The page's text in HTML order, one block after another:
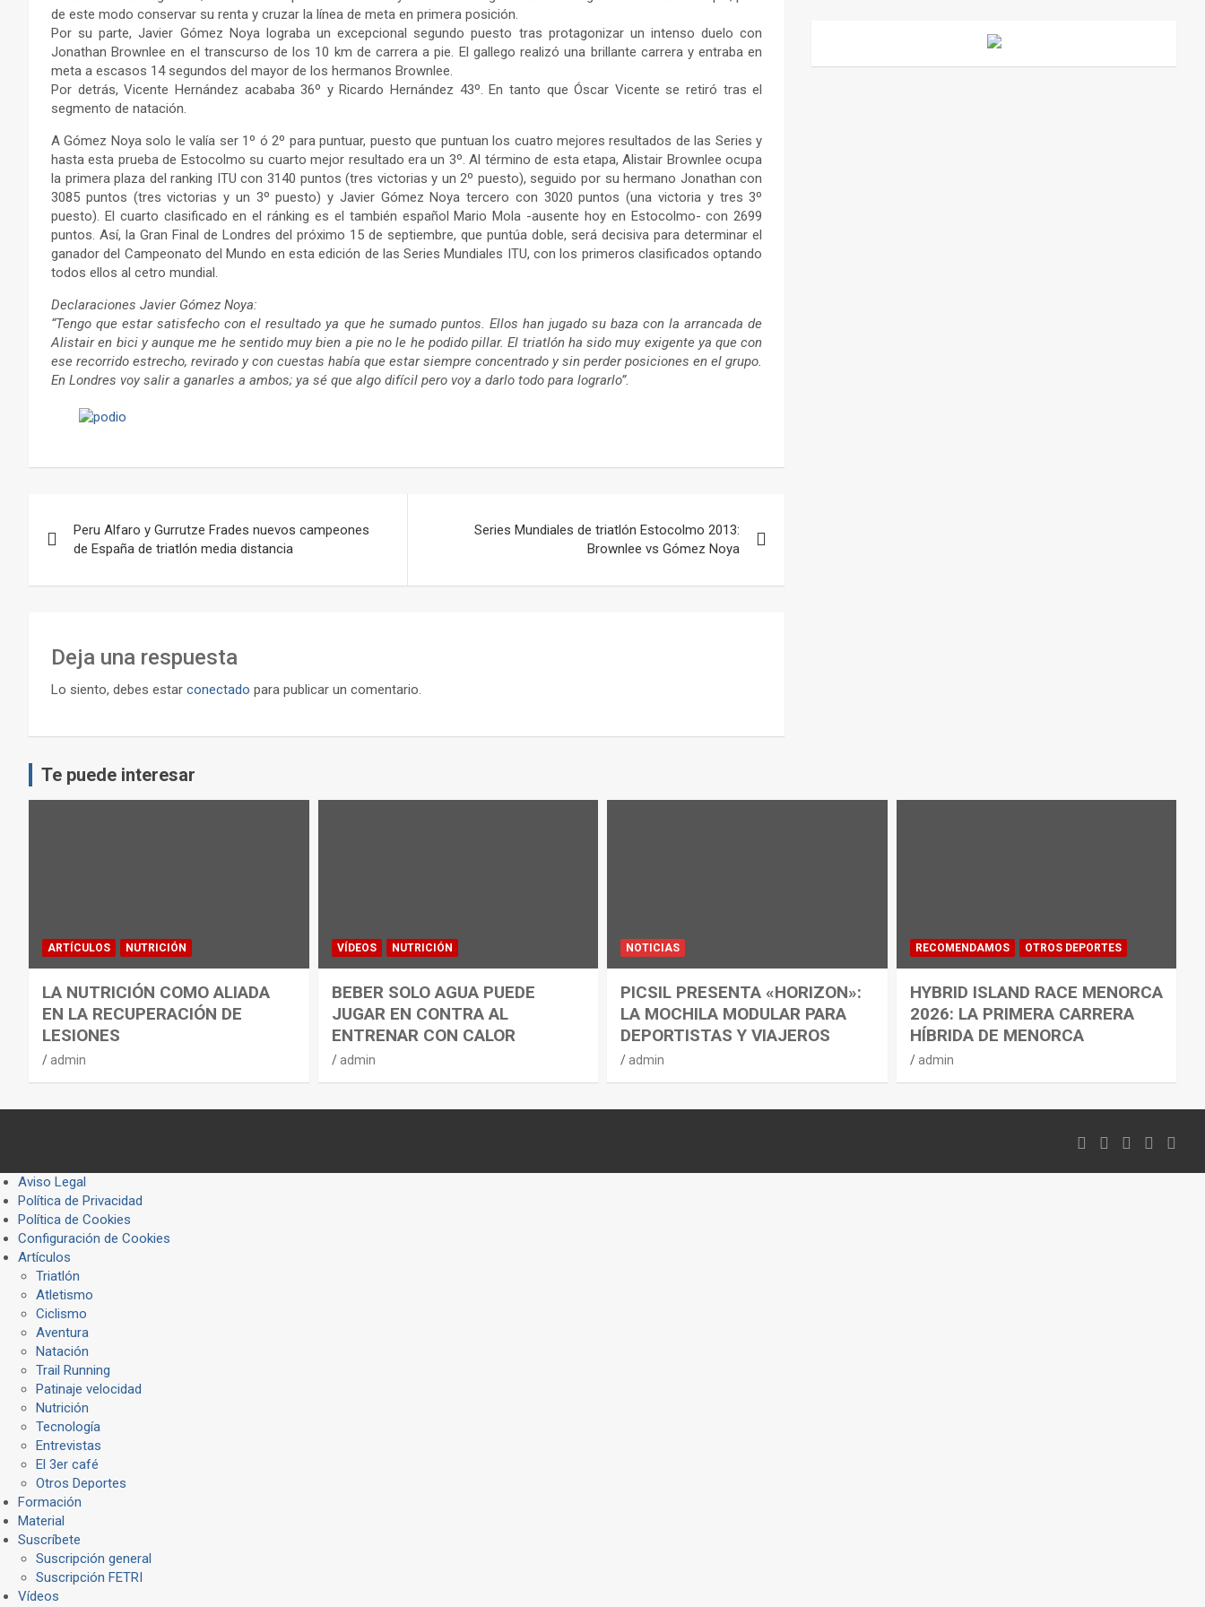
de este modo conservar su renta y cruzar la línea de meta en primera posición.
Por su parte, Javier Gómez Noya lograba un excepcional segundo puesto tras protagonizar un intenso duelo con
Jonathan Brownlee en el transcurso de los 10 km de carrera a pie. El gallego realizó una brillante carrera y entraba en
meta a escasos 14 segundos del mayor de los hermanos Brownlee.
Por detrás, Vicente Hernández acababa 36º y Ricardo Hernández 43º. En tanto que Óscar Vicente se retiró tras el
segmento de natación.
A Gómez Noya solo le valía ser 1º ó 2º para puntuar, puesto que puntuan los cuatro mejores resultados de las Series y
hasta esta prueba de Estocolmo su cuarto mejor resultado era un 3º. Al término de esta etapa, Alistair Brownlee ocupa
la primera plaza del ranking ITU con 3140 puntos (tres victorias y un 2º puesto), seguido por su hermano Jonathan con
3085 puntos (tres victorias y un 3º puesto) y Javier Gómez Noya tercero con 3020 puntos (una victoria y tres 3º
puesto). El cuarto clasificado en el ránking es el también español Mario Mola -ausente hoy en Estocolmo- con 2699
puntos. Así, la Gran Final de Londres del próximo 15 de septiembre, que puntúa doble, será decisiva para determinar el
ganador del Campeonato del Mundo en esta edición de las Series Mundiales ITU, con los primeros clasificados optando
todos ellos al cetro mundial.
Declaraciones Javier Gómez Noya:
“Tengo que estar satisfecho con el resultado ya que he sumado puntos. Ellos han jugado su baza con la arrancada de
Alistair en bici y aunque me he sentido muy bien a pie no le he podido pillar. El triatlón ha sido muy exigente ya que con
ese recorrido estrecho, revirado y con cuestas había que estar siempre concentrado y sin perder posiciones en el grupo.
En Londres voy salir a ganarles a ambos; ya sé que algo difícil pero voy a darlo todo para lograrlo”.
de
entradas
Peru Alfaro y Gurrutze Frades nuevos campeones
de España de triatlón media distancia
Series Mundiales de triatlón Estocolmo 2013:
Brownlee vs Gómez Noya
Deja una respuesta
Lo siento, debes estar conectado para publicar un comentario.
Te puede interesar
ARTÍCULOS NUTRICIÓN
LA NUTRICIÓN COMO ALIADA
EN LA RECUPERACIÓN DE
LESIONES
admin
VÍDEOS NUTRICIÓN
BEBER SOLO AGUA PUEDE
JUGAR EN CONTRA AL
ENTRENAR CON CALOR
admin
NOTICIAS
PICSIL PRESENTA «HORIZON»:
LA MOCHILA MODULAR PARA
DEPORTISTAS Y VIAJEROS
admin
RECOMENDAMOS OTROS DEPORTES
HYBRID ISLAND RACE MENORCA
2026: LA PRIMERA CARRERA
HÍBRIDA DE MENORCA
admin
Aviso Legal
Política de Privacidad
Política de Cookies
Configuración de Cookies
Artículos
Triatlón
Atletismo
Ciclismo
Aventura
Natación
Trail Running
Patinaje velocidad
Nutrición
Tecnología
Entrevistas
El 3er café
Otros Deportes
Formación
Material
Suscríbete
Suscripción general
Suscripción FETRI
Vídeos